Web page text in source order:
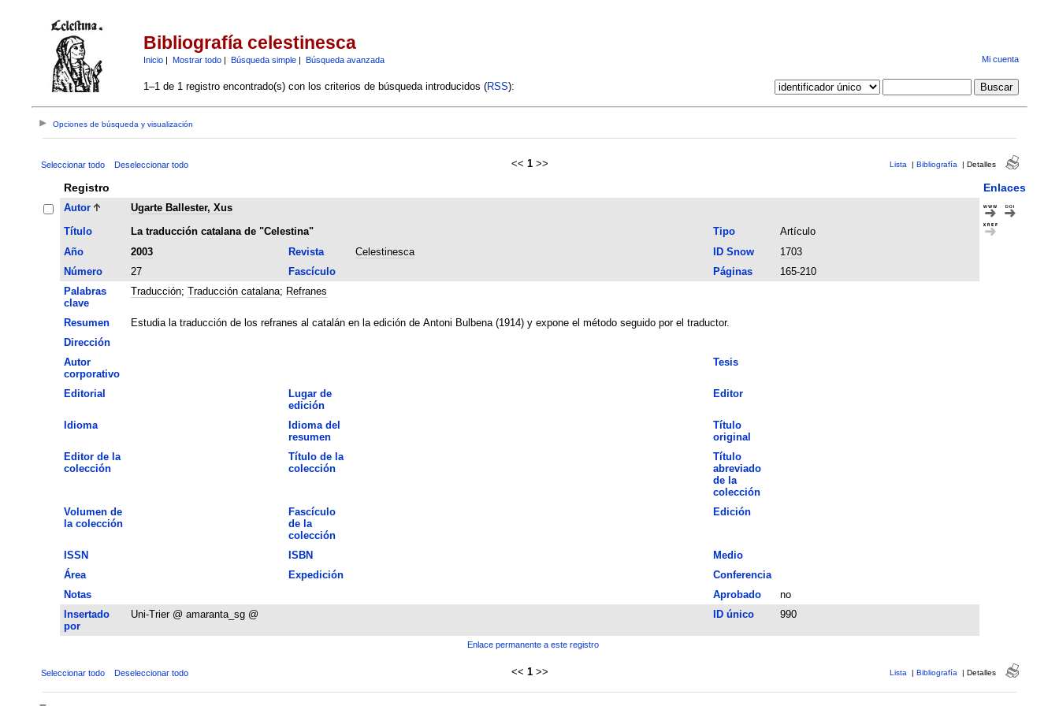
Bibliografía celestinesca
Inicio| Mostrar todo| Búsqueda simple| Búsqueda avanzada Mi cuenta
1–1 de 1 registro encontrado(s) con los criterios de búsqueda introducidos (RSS):
Opciones de búsqueda y visualización
Seleccionar todo Deseleccionar todo << 1 >> Lista | Bibliografía | Detalles
Registro Enlaces
Autor
Ugarte Ballester, Xus
Título
La traducción catalana de "Celestina" Tipo
Artículo
Año
2003 Revista Celestinesca ID Snow
1703
Número
27 Fascículo Páginas
165-210
Palabras
clave
Traducción; Traducción catalana; Refranes
Resumen
Estudia la traducción de los refranes al catalán en la edición de Antoni Bulbena (1914) y expone el método seguido por el traductor.
Dirección
Autor
corporativo
Tesis
Editorial
Lugar de
edición
Editor
Idioma
Idioma del
resumen
Título
original
Editor de la
colección
Título de la
colección
Título
abreviado
de la
colección
Volumen de
la colección
Fascículo
de la
colección
Edición
ISSN ISBN
Medio
Área
Expedición
Conferencia
Notas
Aprobado
no
Insertado
por
Uni-Trier @ amaranta_sg @ ID único 990
Enlace permanente a este registro
Seleccionar todo Deseleccionar todo << 1 >> Lista | Bibliografía | Detalles